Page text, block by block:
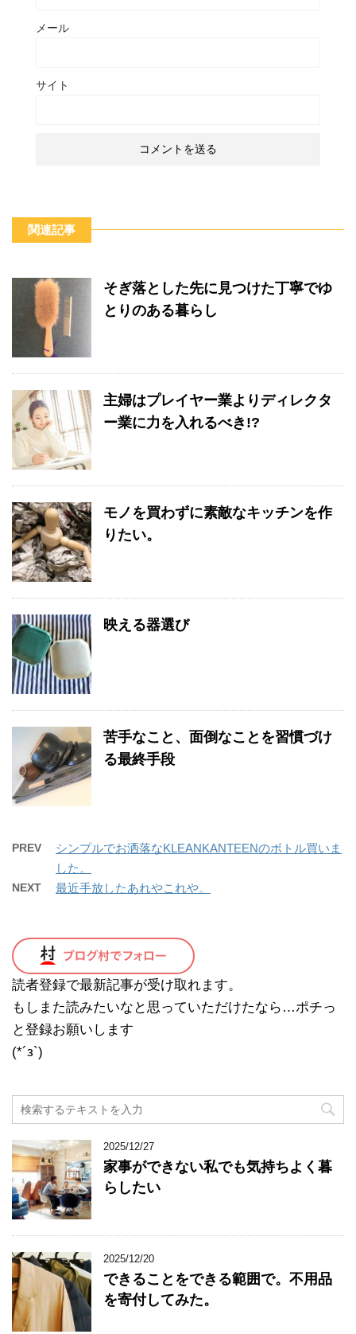
メール
サイト
関連記事
そぎ落とした先に見つけた丁寧でゆ
とりのある暮らし
主婦はプレイヤー業よりディレクタ
ー業に力を入れるべき!?
モノを買わずに素敵なキッチンを作
りたい。
映える器選び
苦手なこと、面倒なことを習慣づけ
る最終手段
PREV
シンプルでお洒落なKLEANKANTEENのボトル買いま
した。
NEXT 最近手放したあれやこれや。
読者登録で最新記事が受け取れます。
もしまた読みたいなと思っていただけたなら…ポチっ
と登録お願いします
(*´з`)
2025/12/27
家事ができない私でも気持ちよく暮
らしたい
2025/12/20
できることをできる範囲で。不用品
を寄付してみた。